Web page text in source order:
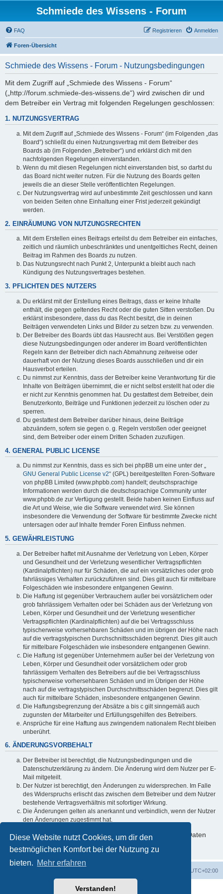
Diese Website nutzt Cookies, um dir den
bestmöglichen Komfort bei der Nutzung zu
bieten. Mehr erfahren
Verstanden!
Schmiede des Wissens - Forum
FAQ Anmelden
Registrieren
Foren-Übersicht
Schmiede des Wissens - Forum - Nutzungsbedingungen
Mit dem Zugriff auf „Schmiede des Wissens - Forum“
(„http://forum.schmiede-des-wissens.de“) wird zwischen dir und
dem Betreiber ein Vertrag mit folgenden Regelungen geschlossen:
1. NUTZUNGSVERTRAG
Mit dem Zugriff auf „Schmiede des Wissens - Forum“ (im Folgenden „das
Board“) schließt du einen Nutzungsvertrag mit dem Betreiber des
Boards ab (im Folgenden „Betreiber“) und erklärst dich mit den
nachfolgenden Regelungen einverstanden.
Wenn du mit diesen Regelungen nicht einverstanden bist, so darfst du
das Board nicht weiter nutzen. Für die Nutzung des Boards gelten
jeweils die an dieser Stelle veröffentlichten Regelungen.
Der Nutzungsvertrag wird auf unbestimmte Zeit geschlossen und kann
von beiden Seiten ohne Einhaltung einer Frist jederzeit gekündigt
werden.
2. EINRÄUMUNG VON NUTZUNGSRECHTEN
Mit dem Erstellen eines Beitrags erteilst du dem Betreiber ein einfaches,
zeitlich und räumlich unbeschränktes und unentgeltliches Recht, deinen
Beitrag im Rahmen des Boards zu nutzen.
Das Nutzungsrecht nach Punkt 2, Unterpunkt a bleibt auch nach
Kündigung des Nutzungsvertrages bestehen.
3. PFLICHTEN DES NUTZERS
Du erklärst mit der Erstellung eines Beitrags, dass er keine Inhalte
enthält, die gegen geltendes Recht oder die guten Sitten verstoßen. Du
erklärst insbesondere, dass du das Recht besitzt, die in deinen
Beiträgen verwendeten Links und Bilder zu setzen bzw. zu verwenden.
Der Betreiber des Boards übt das Hausrecht aus. Bei Verstößen gegen
diese Nutzungsbedingungen oder anderer im Board veröffentlichten
Regeln kann der Betreiber dich nach Abmahnung zeitweise oder
dauerhaft von der Nutzung dieses Boards ausschließen und dir ein
Hausverbot erteilen.
Du nimmst zur Kenntnis, dass der Betreiber keine Verantwortung für die
Inhalte von Beiträgen übernimmt, die er nicht selbst erstellt hat oder die
er nicht zur Kenntnis genommen hat. Du gestattest dem Betreiber, dein
Benutzerkonto, Beiträge und Funktionen jederzeit zu löschen oder zu
sperren.
Du gestattest dem Betreiber darüber hinaus, deine Beiträge
abzuändern, sofern sie gegen o. g. Regeln verstoßen oder geeignet
sind, dem Betreiber oder einem Dritten Schaden zuzufügen.
4. GENERAL PUBLIC LICENSE
Du nimmst zur Kenntnis, dass es sich bei phpBB um eine unter der „
GNU General Public License v2“ (GPL) bereitgestellten Foren-Software
von phpBB Limited (www.phpbb.com) handelt; deutschsprachige
Informationen werden durch die deutschsprachige Community unter
www.phpbb.de zur Verfügung gestellt. Beide haben keinen Einfluss auf
die Art und Weise, wie die Software verwendet wird. Sie können
insbesondere die Verwendung der Software für bestimmte Zwecke nicht
untersagen oder auf Inhalte fremder Foren Einfluss nehmen.
5. GEWÄHRLEISTUNG
Der Betreiber haftet mit Ausnahme der Verletzung von Leben, Körper
und Gesundheit und der Verletzung wesentlicher Vertragspflichten
(Kardinalpflichten) nur für Schäden, die auf ein vorsätzliches oder grob
fahrlässiges Verhalten zurückzuführen sind. Dies gilt auch für mittelbare
Folgeschäden wie insbesondere entgangenen Gewinn.
Die Haftung ist gegenüber Verbrauchern außer bei vorsätzlichem oder
grob fahrlässigem Verhalten oder bei Schäden aus der Verletzung von
Leben, Körper und Gesundheit und der Verletzung wesentlicher
Vertragspflichten (Kardinalpflichten) auf die bei Vertragsschluss
typischerweise vorhersehbaren Schäden und im übrigen der Höhe nach
auf die vertragstypischen Durchschnittsschäden begrenzt. Dies gilt auch
für mittelbare Folgeschäden wie insbesondere entgangenen Gewinn.
Die Haftung ist gegenüber Unternehmern außer bei der Verletzung von
Leben, Körper und Gesundheit oder vorsätzlichem oder grob
fahrlässigem Verhalten des Betreibers auf die bei Vertragsschluss
typischerweise vorhersehbaren Schäden und im Übrigen der Höhe
nach auf die vertragstypischen Durchschnittsschäden begrenzt. Dies gilt
auch für mittelbare Schäden, insbesondere entgangenen Gewinn.
Die Haftungsbegrenzung der Absätze a bis c gilt sinngemäß auch
zugunsten der Mitarbeiter und Erfüllungsgehilfen des Betreibers.
Ansprüche für eine Haftung aus zwingendem nationalem Recht bleiben
unberührt.
6. ÄNDERUNGSVORBEHALT
Der Betreiber ist berechtigt, die Nutzungsbedingungen und die
Datenschutzerklärung zu ändern. Die Änderung wird dem Nutzer per E-
Mail mitgeteilt.
Der Nutzer ist berechtigt, den Änderungen zu widersprechen. Im Falle
des Widerspruchs erlischt das zwischen dem Betreiber und dem Nutzer
bestehende Vertragsverhältnis mit sofortiger Wirkung.
Die Änderungen gelten als anerkannt und verbindlich, wenn der Nutzer
den Änderungen zugestimmt hat.
Informationen über den Umgang mit deinen persönlichen Daten
sind in der Datenschutzerklärung enthalten.
UTC+02:00
Powered byphpBB® Forum Software © phpBB Limited